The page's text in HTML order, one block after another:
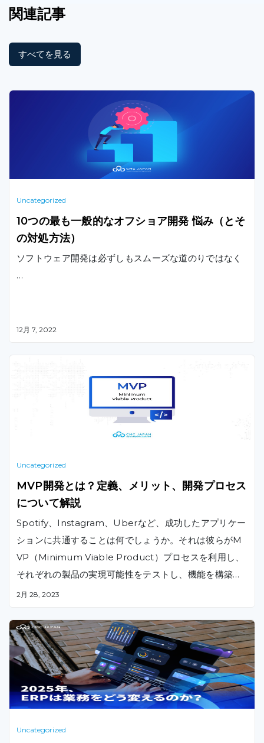
関連記事
すべてを見る
Uncategorized
10つの最も一般的なオフショア開発 悩み（とそ
の対処方法）
ソフトウェア開発は必ずしもスムーズな道のりではなく
…
12月 7, 2022
Uncategorized
MVP開発とは？定義、メリット、開発プロセス
について解説
Spotify、Instagram、Uberなど、成功したアプリケー
ションに共通することは何でしょうか。それは彼らがM
VP（Minimum Viable Product）プロセスを利用し、
それぞれの製品の実現可能性をテストし、機能を構築し
てきたことです。MVPの開発を通じて、これらのアプリ
時間をかけて徐々に進化していきました。
メリット、MVP開発のプロセスについて紹介いたします
。
2月 28, 2023
Uncategorized